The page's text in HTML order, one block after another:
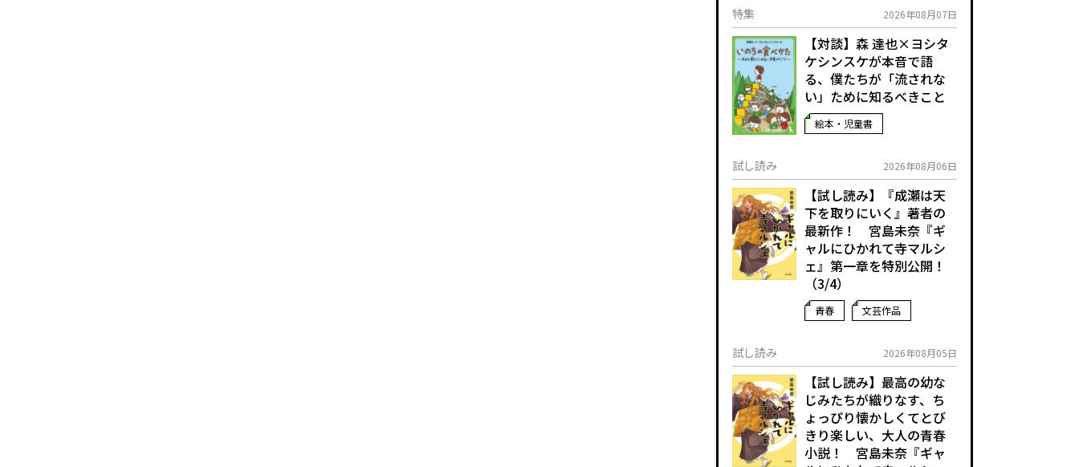
特集 2026年08月07日
【対談】森 達也×ヨシタ
ケシンスケが本音で語
る、僕たちが「流されな
い」ために知るべきこと
絵本・児童書
試し読み 2026年08月06日
【試し読み】『成瀬は天
下を取りにいく』著者の
最新作！ 宮島未奈『ギ
ャルにひかれて寺マルシ
ェ』第一章を特別公開！
（3/4）
青春 文芸作品
試し読み 2026年08月05日
【試し読み】最高の幼な
じみたちが織りなす、ち
ょっぴり懐かしくてとび
きり楽しい、大人の青春
小説！ 宮島未奈『ギャ